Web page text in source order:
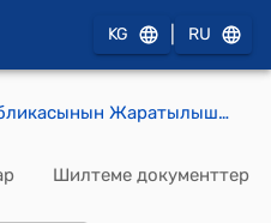
KG RU
Кыргыз Республикасынын Жаратылыш ресурстары, экология жана техникалык көзөмөл министрлигине караштуу Экологиялык жана техникалык көзөмөл кызматы жөнүндө жобо (Кыргыз Республикасынын Министрлер Кабинетинин 2021-жылдын 24-декабрындагы № 338 токтомуна)
Шилтеме документтер